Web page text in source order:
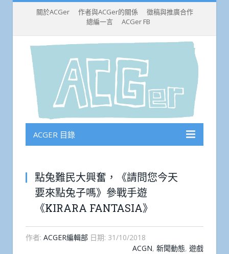
關於ACGer 作者與ACGer的關係
徵稿與推廣合作
總編一言
ACGer FB
ACGER 目錄
點兔難民大興奮，《請問您今天
要來點兔子嗎》參戰手遊
《KIRARA FANTASIA》
作者: ACGER編輯部 日期: 31/10/2018
ACGN, 新聞動態, 遊戲